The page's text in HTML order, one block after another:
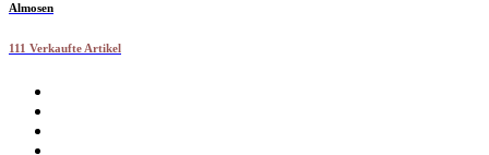
Almosen
111 Verkaufte Artikel